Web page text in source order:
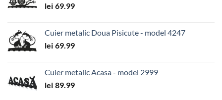
lei 69.99
Cuier metalic Doua Pisicute - model 4247
lei 69.99
Cuier metalic Acasa - model 2999
lei 89.99